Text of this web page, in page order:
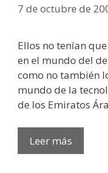
7 de octubre de
Ellos no tenían
en el mundo del
como no también
mundo de la
de los Emiratos
Leer más